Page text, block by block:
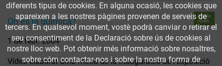
On és la química?
Accés
obert
1 de febr. 2004
Vídeo elaborat amb motiu de la inauguració de l'exposició
diferents tipus de cookies. En alguna ocasió, les cookies que
apareixen a les nostres pàgines provenen de serveis de
tercers. En qualsevol moment, vostè podrà canviar o retirar el
seu consentiment de la Declaració sobre ús de cookies al
nostre lloc web. Pot obtenir més informació sobre nosaltres,
sobre cóm contactar-nos i sobre la nostra forma de